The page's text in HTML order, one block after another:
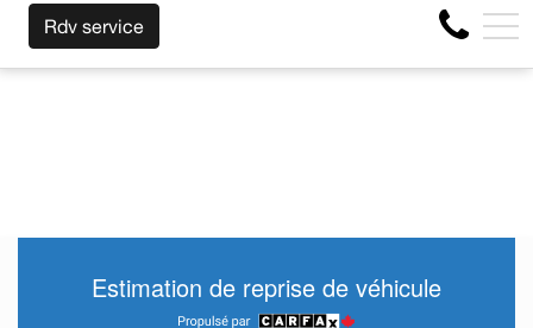
NOUS RACHETONS VOTRE AUTO PEU IMPORTE LA
4356 Boul Métropolitain E, Montréal, QC, CA H1S 1A2
EN
Rdv service
Estimation de reprise de véhicule